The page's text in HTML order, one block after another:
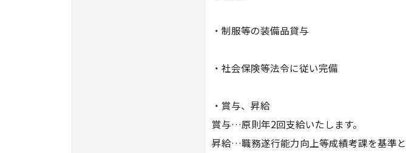
・制服等の装備品貸与
・社会保険等法令に従い完備
・賞与、昇給
賞与…原則年2回支給いたします。
昇給…職務遂行能力向上等成績考課を基準と